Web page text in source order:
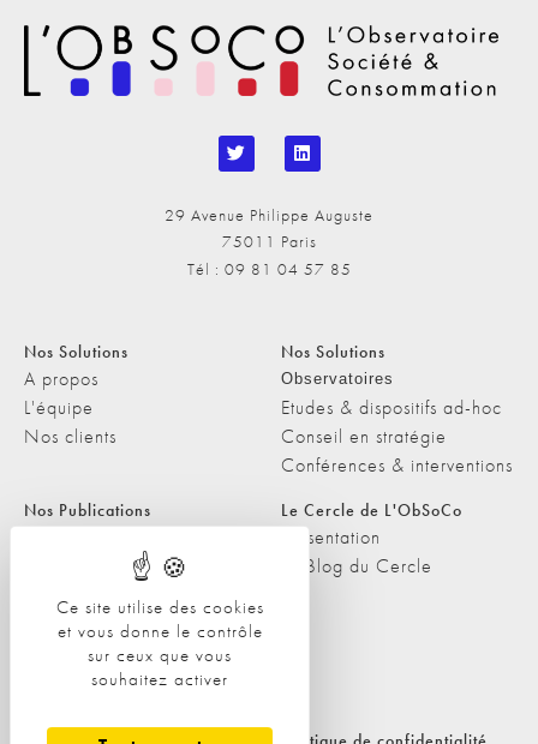
Ce site utilise des cookies
et vous donne le contrôle
sur ceux que vous
souhaitez activer
29 Avenue Philippe Auguste
75011 Paris
Tél : 09 81 04 57 85
Nos Solutions
A propos
L'équipe
Nos clients
Nos Solutions
Observatoires
Etudes & dispositifs ad-hoc
Conseil en stratégie
Conférences & interventions
Nos Publications
Les Podcasts de L'ObSoCo
L'ObSoCo dans les médias
Le Cercle de L'ObSoCo
Présentation
Le Blog du Cercle
Contacts
Nous contacter